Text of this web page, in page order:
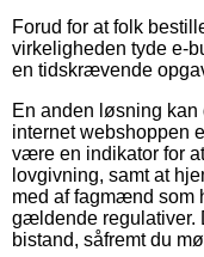
Forud for at folk
virkeligheden tyde e-
en tidskrævende
En anden løsning
internet webshoppen
være en indikator for
lovgivning, samt at
med af fagmænd som
gældende regulativer.
bistand, såfremt du